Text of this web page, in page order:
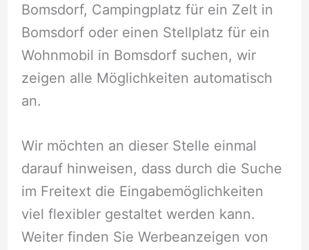
Bomsdorf, Campingplatz für ein Zelt in
Bomsdorf oder einen Stellplatz für ein
Wohnmobil in Bomsdorf suchen, wir
zeigen alle Möglichkeiten automatisch
an.
Wir möchten an dieser Stelle einmal
darauf hinweisen, dass durch die Suche
im Freitext die Eingabemöglichkeiten
viel flexibler gestaltet werden kann.
Weiter finden Sie Werbeanzeigen von